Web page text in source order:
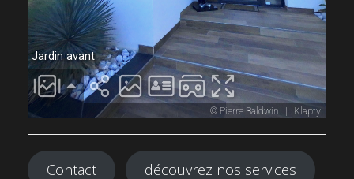
Contact découvrez nos services